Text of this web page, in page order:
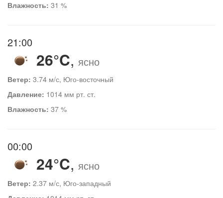
Влажность: 31 %
21:00
26°C, ясно
Ветер: 3.74 м/с, Юго-восточный
Давление: 1014 мм рт. ст.
Влажность: 37 %
00:00
24°C, ясно
Ветер: 2.37 м/с, Юго-западный